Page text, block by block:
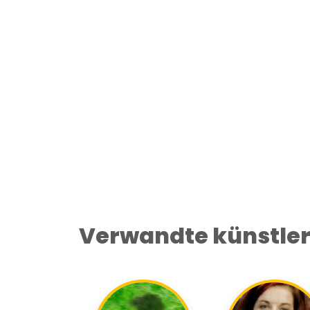
Verwandte künstler